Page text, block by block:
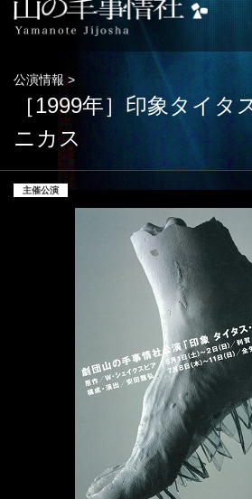
公演情報 >
［1999年］印象タイタ
ニカス
主催公演